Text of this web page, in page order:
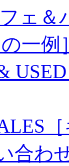
フェ＆
の一例
合わ